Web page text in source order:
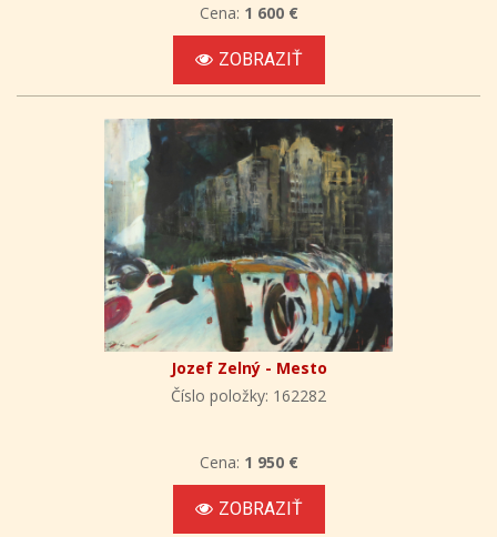
Cena: 1 600 €
ZOBRAZIŤ
Jozef Zelný - Mesto
Číslo položky: 162282
Cena: 1 950 €
ZOBRAZIŤ